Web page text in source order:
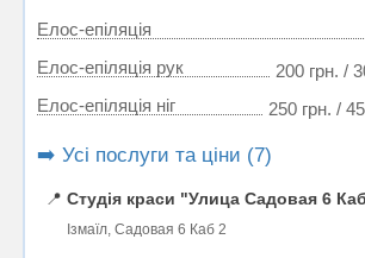
Елос-епіляція
Елос-епіляція рук
200 грн. /
Елос-епіляція ніг
250 грн. /
➡️ Усі послуги та ціни (7)
📍 Студія краси "Улица Садовая 6
Ізмаїл, Садовая 6 Каб 2